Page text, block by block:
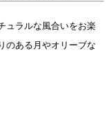
ュラルな風合いをお楽
のある月やオリーブな